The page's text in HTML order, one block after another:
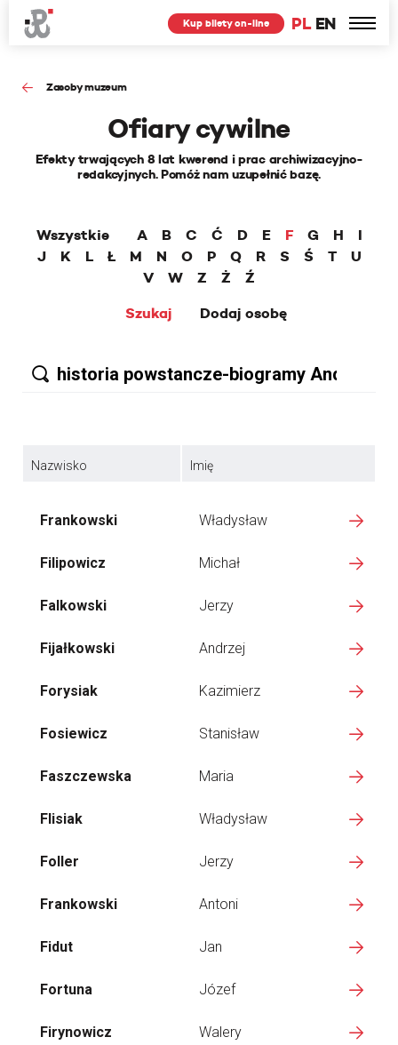
PL EN
Kup bilety on-line
Zasoby muzeum
Ofiary cywilne
Efekty trwających 8 lat kwerend i prac archiwizacyjno-
redakcyjnych. Pomóż nam uzupełnić bazę.
Wszystkie A B C Ć D E F G H
I
J
K L Ł M N O P Q R S Ś T
U
V
W Z Ż
Ź
Szukaj
Dodaj osobę
Nazwisko Imię
Frankowski Władysław
Filipowicz Michał
Falkowski Jerzy
Fijałkowski Andrzej
Forysiak Kazimierz
Fosiewicz Stanisław
Faszczewska Maria
Flisiak Władysław
Foller Jerzy
Frankowski Antoni
Fidut Jan
Fortuna Józef
Firynowicz Walery